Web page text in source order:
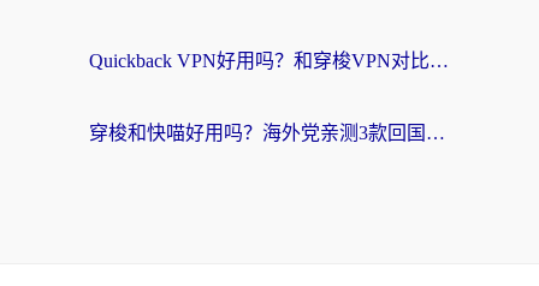
Quickback VPN好用吗？和穿梭VPN对比哪个回国效果更好？海外党必看的真实测评与选择指南
穿梭和快喵好用吗？海外党亲测3款回国加速器，附日本回国VPN避坑指南